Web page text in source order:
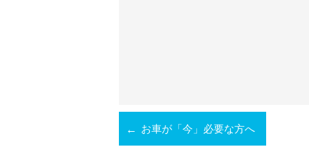
お車が「今」必要な方へ